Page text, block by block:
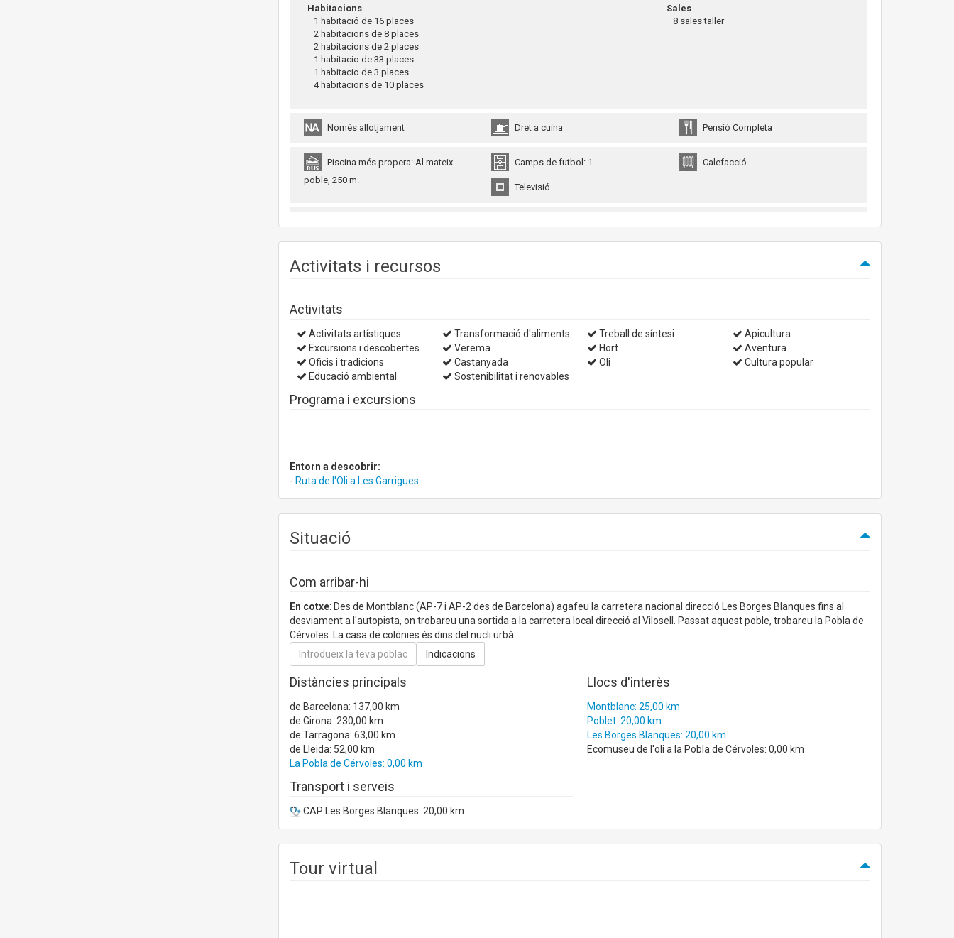
Habitacions
1 habitació de 16 places
2 habitacions de 8 places
2 habitacions de 2 places
1 habitacio de 33 places
1 habitacio de 3 places
4 habitacions de 10 places
Sales
8 sales taller
Només allotjament Dret a cuina Pensió Completa
Piscina més propera: Al mateix
poble, 250 m.
Camps de futbol: 1 Calefacció
Televisió
Activitats i recursos
Activitats
Activitats artístiques Transformació d'aliments Treball de síntesi
Apicultura
Excursions i descobertes
Verema Hort
Aventura
Oficis i tradicions
Castanyada Oli
Cultura popular
Educació ambiental
Sostenibilitat i renovables
Programa i excursions
Entorn a descobrir:
- Ruta de l'Oli a Les Garrigues
Situació
Com arribar-hi
En cotxe: Des de Montblanc (AP-7 i AP-2 des de Barcelona) agafeu la carretera nacional direcció Les Borges Blanques fins al
desviament a l'autopista, on trobareu una sortida a la carretera local direcció al Vilosell. Passat aquest poble, trobareu la Pobla de
Cérvoles. La casa de colònies és dins del nucli urbà.
Distàncies principals
de Barcelona: 137,00 km
de Girona: 230,00 km
de Tarragona: 63,00 km
de Lleida: 52,00 km
La Pobla de Cérvoles: 0,00 km
Transport i serveis
CAP Les Borges Blanques: 20,00 km
Llocs d'interès
Montblanc: 25,00 km
Poblet: 20,00 km
Les Borges Blanques: 20,00 km
Ecomuseu de l'oli a la Pobla de Cérvoles: 0,00 km
Tour virtual